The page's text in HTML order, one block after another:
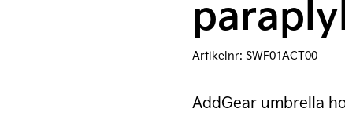
Artikelnr: SWF01ACT00
AddGear umbrella